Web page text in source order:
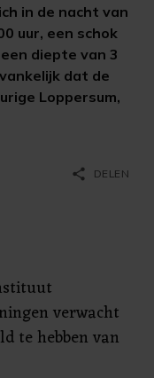
in de nacht van
uur, een schok
diepte van 3
dat de
Loppersum,
share DELEN
verwacht
te hebben van